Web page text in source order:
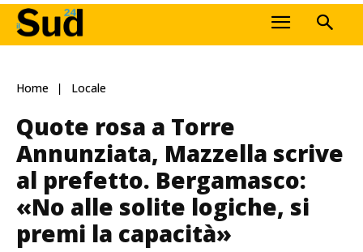
Home Locale
Quote rosa a Torre
Annunziata, Mazzella scrive
al prefetto. Bergamasco:
«No alle solite logiche, si
premi la capacità»